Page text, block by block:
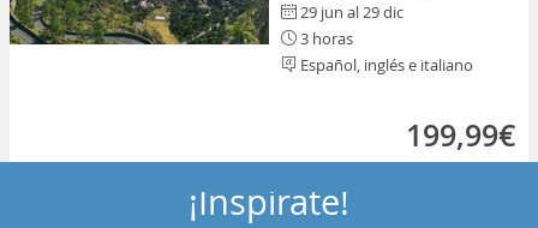
29 jun al 29 dic
3 horas
Español, inglés e italiano
199,99€
¡Inspírate!